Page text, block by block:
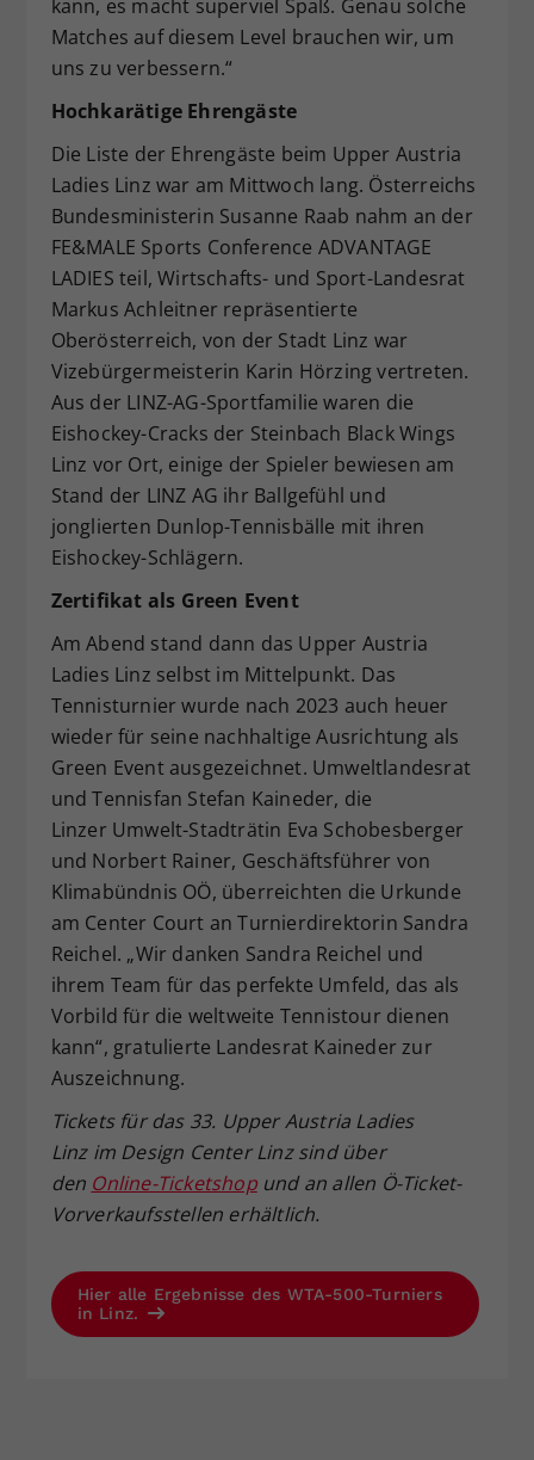
kann, es macht superviel Spaß. Genau solche
Matches auf diesem Level brauchen wir, um
uns zu verbessern.“
Hochkarätige Ehrengäste
Die Liste der Ehrengäste beim Upper Austria
Ladies Linz war am Mittwoch lang. Österreichs
Bundesministerin Susanne Raab nahm an der
FE&MALE Sports Conference ADVANTAGE
LADIES teil, Wirtschafts- und Sport-Landesrat
Markus Achleitner repräsentierte
Oberösterreich, von der Stadt Linz war
Vizebürgermeisterin Karin Hörzing vertreten.
Aus der LINZ-AG-Sportfamilie waren die
Eishockey-Cracks der Steinbach Black Wings
Linz vor Ort, einige der Spieler bewiesen am
Stand der LINZ AG ihr Ballgefühl und
jonglierten Dunlop-Tennisbälle mit ihren
Eishockey-Schlägern.
Zertifikat als Green Event
Am Abend stand dann das Upper Austria
Ladies Linz selbst im Mittelpunkt. Das
Tennisturnier wurde nach 2023 auch heuer
wieder für seine nachhaltige Ausrichtung als
Green Event ausgezeichnet. Umweltlandesrat
und Tennisfan Stefan Kaineder, die
Linzer Umwelt-Stadträtin Eva Schobesberger
und Norbert Rainer, Geschäftsführer von
Klimabündnis OÖ, überreichten die Urkunde
am Center Court an Turnierdirektorin Sandra
Reichel. „Wir danken Sandra Reichel und
ihrem Team für das perfekte Umfeld, das als
Vorbild für die weltweite Tennistour dienen
kann“, gratulierte Landesrat Kaineder zur
Auszeichnung.
Tickets für das 33. Upper Austria Ladies
Linz im Design Center Linz sind über
den Online-Ticketshopund an allen Ö-Ticket-
Vorverkaufsstellen erhältlich.
Hier alle Ergebnisse des WTA-500-Turniers
in Linz.